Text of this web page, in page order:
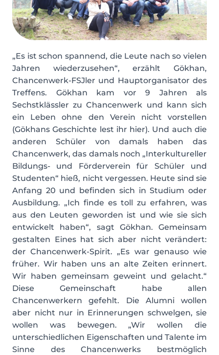
„Es ist schon spannend, die Leute nach so vielen
Jahren wiederzusehen“, erzählt Gökhan,
Chancenwerk-FSJler und Hauptorganisator des
Treffens. Gökhan kam vor 9 Jahren als
Sechstklässler zu Chancenwerk und kann sich
ein Leben ohne den Verein nicht vorstellen
(Gökhans Geschichte lest ihr hier). Und auch die
anderen Schüler von damals haben das
Chancenwerk, das damals noch „Interkultureller
Bildungs- und Förderverein für Schüler und
Studenten“ hieß, nicht vergessen. Heute sind sie
Anfang 20 und befinden sich in Studium oder
Ausbildung. „Ich finde es toll zu erfahren, was
aus den Leuten geworden ist und wie sie sich
entwickelt haben“, sagt Gökhan. Gemeinsam
gestalten Eines hat sich aber nicht verändert:
der Chancenwerk-Spirit. „Es war genauso wie
früher. Wir haben uns an alte Zeiten erinnert.
Wir haben gemeinsam geweint und gelacht.“
Diese Gemeinschaft habe allen
Chancenwerkern gefehlt. Die Alumni wollen
aber nicht nur in Erinnerungen schwelgen, sie
wollen was bewegen. „Wir wollen die
unterschiedlichen Eigenschaften und Talente im
Sinne des Chancenwerks bestmöglich